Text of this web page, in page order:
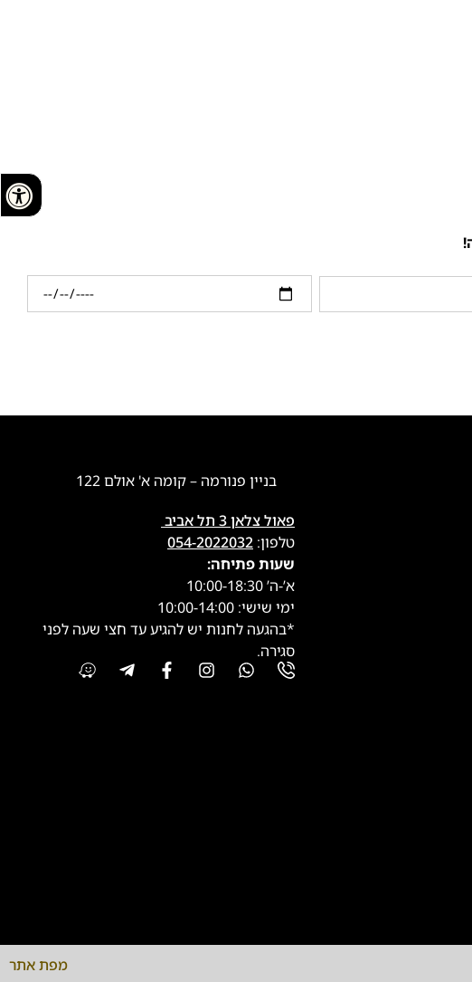
בניין פנורמה – קומה א' אולם 122
פאול צלאן 3 תל אביב
טלפון: 054-2022032
שעות פתיחה:
א’-ה’ 10:00-18:30
ימי שישי: 10:00-14:00
*בהגעה לחנות יש להגיע עד חצי שעה לפני
סגירה.
מפת אתר